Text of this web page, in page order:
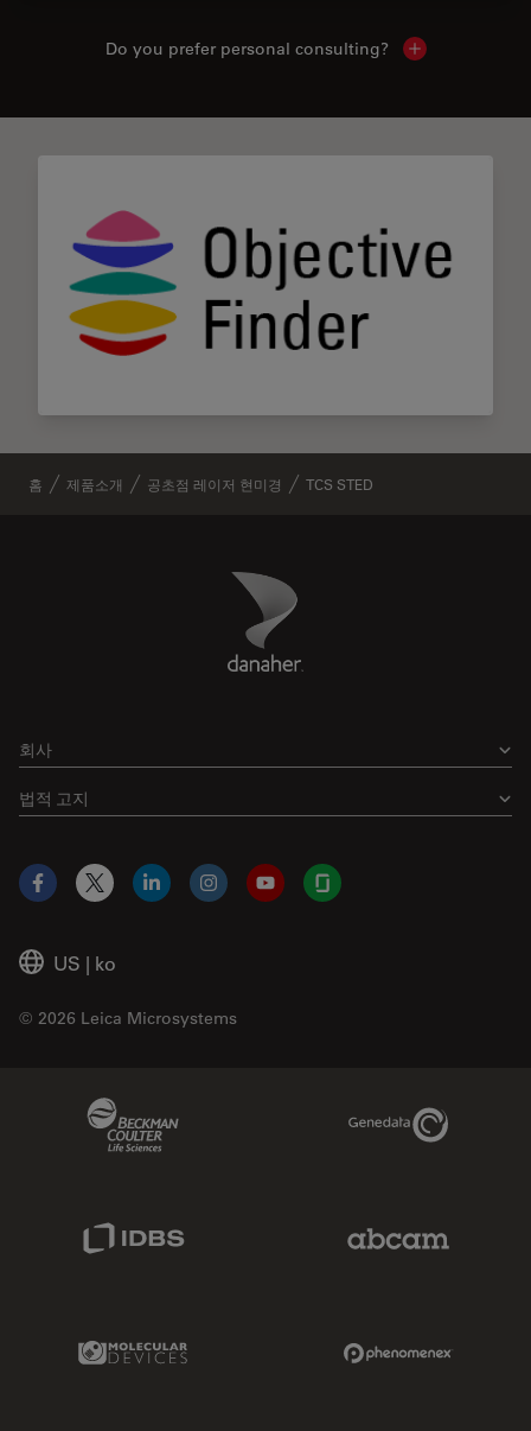
Do you prefer personal consulting? Show local
홈 제품소개 공초점 레이저 현미경 TCS STED
Danaher Logo
회사
법적 고지
US | ko
© 2026 Leica Microsystems
Facebook
X LinkedInInstagramYouTubeGlassdoor
Genedata Link
Molecular Devices Link